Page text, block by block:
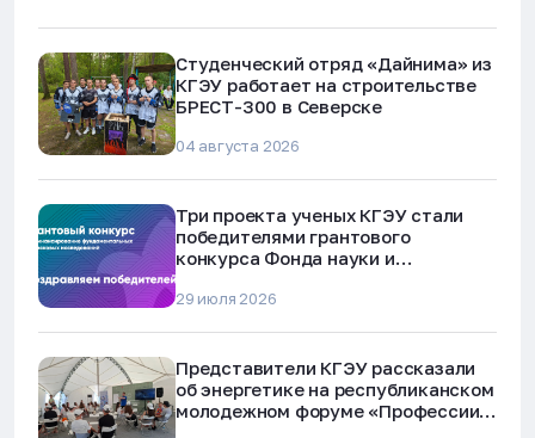
Студенческий отряд «Дайнима» из
КГЭУ работает на строительстве
БРЕСТ-300 в Северске
04 августа 2026
Три проекта ученых КГЭУ стали
победителями грантового
конкурса Фонда науки и
29 июля 2026
Представители КГЭУ рассказали
об энергетике на республиканском
молодежном форуме «Профессии